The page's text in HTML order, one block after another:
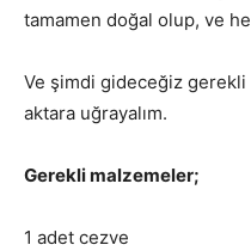
tamamen doğal olup, ve
Ve şimdi gideceğiz
aktara uğrayalım.
Gerekli malzemeler;
1 adet cezve